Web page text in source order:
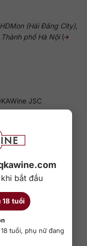
bắt đầu
18 tuổi
tuổi, phụ nữ đang
(Hải Đăng City),
phố Hà Nội(
JSC
Việt Nam